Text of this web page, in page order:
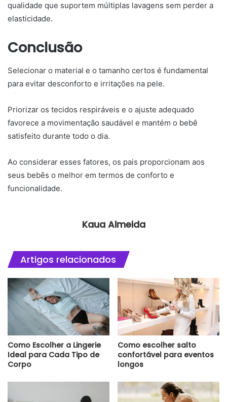
qualidade que suportem múltiplas lavagens sem perder a
elasticidade.
Conclusão
Selecionar o material e o tamanho certos é fundamental
para evitar desconforto e irritações na pele.
Priorizar os tecidos respiráveis e o ajuste adequado
favorece a movimentação saudável e mantém o bebê
satisfeito durante todo o dia.
Ao considerar esses fatores, os pais proporcionam aos
seus bebês o melhor em termos de conforto e
funcionalidade.
Kaua Almeida
Artigos relacionados
Como Escolher a Lingerie
Ideal para Cada Tipo de
Corpo
Como escolher salto
confortável para eventos
longos